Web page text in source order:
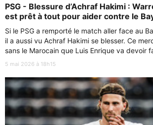
PSG - Blessure d’Achraf Hakimi :
est prêt à tout pour aider contre le
Si le PSG a remporté le match aller face au
il a aussi vu Achraf Hakimi se blesser. Ce
sans le Marocain que Luis Enrique va devoir
5 mai 2026 à 18h15